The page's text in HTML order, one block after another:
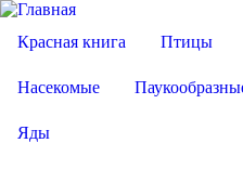
Красная книга Птицы
Насекомые
Яды